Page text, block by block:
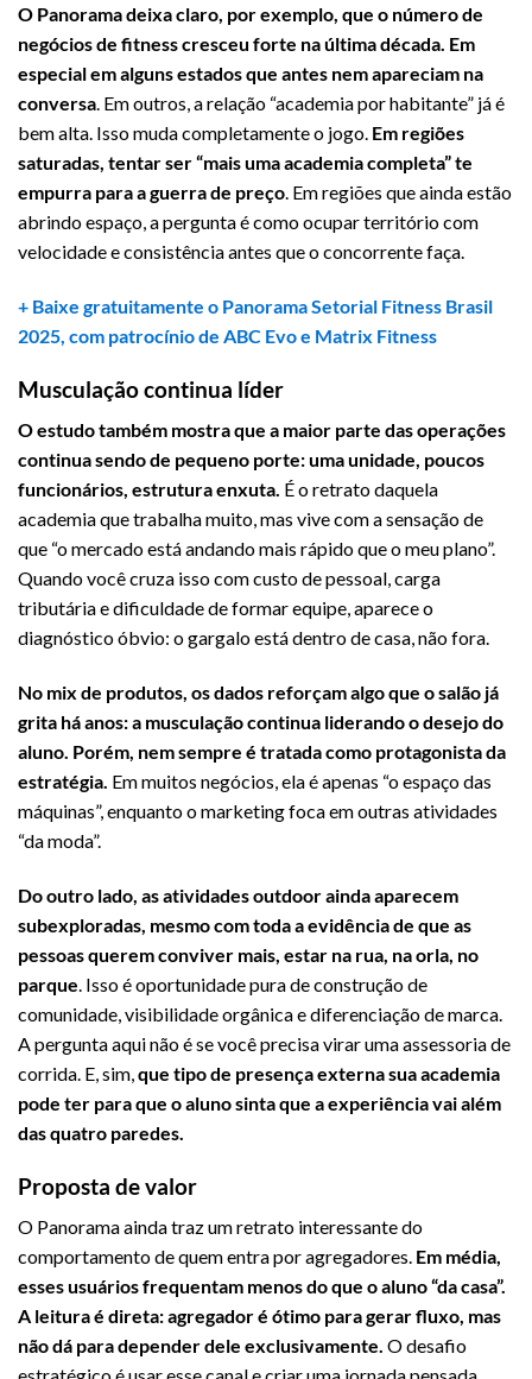
O Panorama deixa claro, por exemplo, que o número de
negócios de fitness cresceu forte na última década. Em
especial em alguns estados que antes nem apareciam na
conversa. Em outros, a relação “academia por habitante” já é
bem alta. Isso muda completamente o jogo. Em regiões
saturadas, tentar ser “mais uma academia completa” te
empurra para a guerra de preço. Em regiões que ainda estão
abrindo espaço, a pergunta é como ocupar território com
velocidade e consistência antes que o concorrente faça.
+ Baixe gratuitamente o Panorama Setorial Fitness Brasil
2025 , com patrocínio de ABC Evoe Matrix Fitness
Musculação continua líder
O estudo também mostra que a maior parte das operações
continua sendo de pequeno porte: uma unidade, poucos
funcionários, estrutura enxuta. É o retrato daquela
academia que trabalha muito, mas vive com a sensação de
que “o mercado está andando mais rápido que o meu plano”.
Quando você cruza isso com custo de pessoal, carga
tributária e dificuldade de formar equipe, aparece o
diagnóstico óbvio: o gargalo está dentro de casa, não fora.
No mix de produtos, os dados reforçam algo que o salão já
grita há anos: a musculação continua liderando o desejo do
aluno. Porém, nem sempre é tratada como protagonista da
estratégia. Em muitos negócios, ela é apenas “o espaço das
máquinas”, enquanto o marketing foca em outras atividades
“da moda”.
Do outro lado, as atividades outdoor ainda aparecem
subexploradas, mesmo com toda a evidência de que as
pessoas querem conviver mais, estar na rua, na orla, no
parque . Isso é oportunidade pura de construção de
comunidade, visibilidade orgânica e diferenciação de marca.
A pergunta aqui não é se você precisa virar uma assessoria de
corrida. E, sim, que tipo de presença externa sua academia
pode ter para que o aluno sinta que a experiência vai além
das quatro paredes.
Proposta de valor
O Panorama ainda traz um retrato interessante do
comportamento de quem entra por agregadores. Em média,
esses usuários frequentam menos do que o aluno “da casa”.
A leitura é direta: agregador é ótimo para gerar fluxo, mas
não dá para depender dele exclusivamente. O desafio